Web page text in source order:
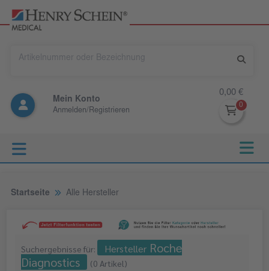
Mein Konto
Anmelden/Registrieren
0,00 €
Startseite Alle Hersteller
Suchergebnisse für: Hersteller Roche
Diagnostics
(0 Artikel)